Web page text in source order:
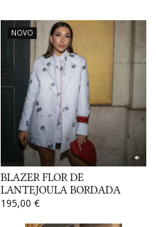
NOVO
BLAZER FLOR DE
LANTEJOULA BORDADA
195,00 €